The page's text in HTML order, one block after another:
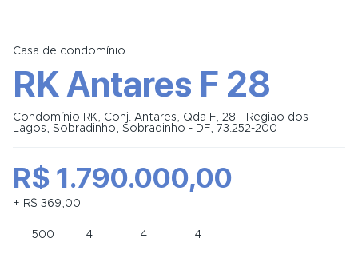
Casa de condomínio
RK Antares F 28
Condomínio RK, Conj. Antares, Qda F, 28 - Região dos
Lagos, Sobradinho, Sobradinho - DF, 73.252-200
R$ 1.790.000,00
+ R$ 369,00
500 4 4 4